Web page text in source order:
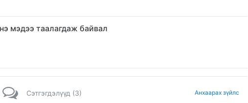
мэдээ таалагдаж байвал
Сэтгэгдэлүүд (3) Анхаарах зүйлс